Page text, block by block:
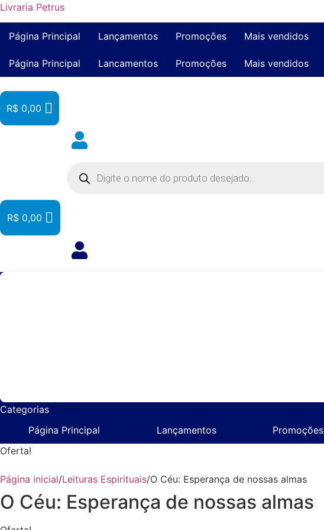
Livraria Petrus
Página Principal Lançamentos Promoções Mais vendidos
Página Principal Lancamentos Promoções Mais vendidos
R$ 0,00
produtos
R$ 0,00
Categorias
Página Principal
Lançamentos Promoções
Oferta!
Página inicial/Leituras Espirituais/O Céu: Esperança de nossas almas
O Céu: Esperança de nossas almas